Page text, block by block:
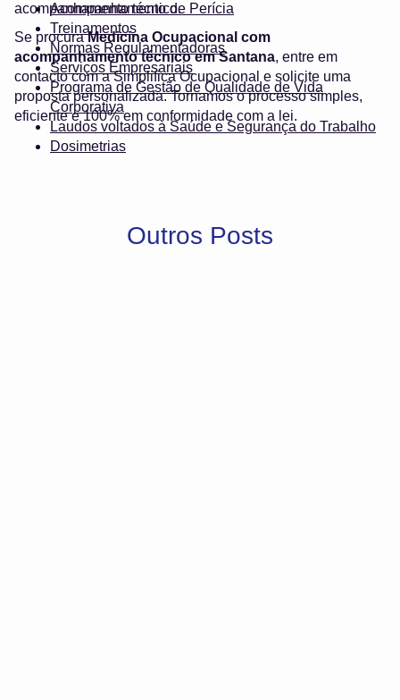
Acompanhamento de Perícia
Treinamentos
Normas Regulamentadoras
Serviços Empresariais
Programa de Gestão de Qualidade de Vida
Corporativa
Laudos voltados à Saúde e Segurança do Trabalho
Dosimetrias
acompanhamento técnico.
Se procuraMedicina Ocupacional com
acompanhamento técnico em Santana, entre em
contacto com a Simplifica Ocupacional e solicite uma
proposta personalizada. Tornamos o processo simples,
eficiente e 100% em conformidade com a lei.
Outros Posts